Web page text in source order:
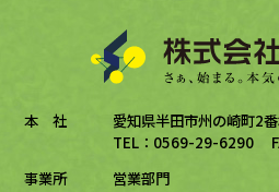
本 社
愛知県半田市州の崎町2
TEL：0569-29-6290
事業所
営業部門